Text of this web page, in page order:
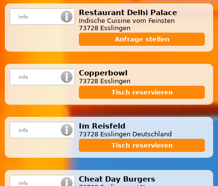
Restaurant Delhi Palace
Indische Cuisine vom Feinsten
73728 Esslingen
Anfrage stellen
Copperbowl
73728 Esslingen
Tisch reservieren
Im Reisfeld
73728 Esslingen Deutschland
Tisch reservieren
Cheat Day Burgers